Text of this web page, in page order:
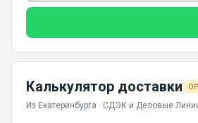
Калькулятор доставки
Из Екатеринбурга · СДЭК и Деловые